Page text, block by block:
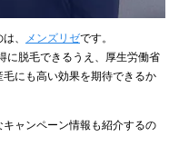
、 メンズリゼです。
に脱毛できるうえ、厚生労働省
にも高い効果を期待できるか
ャンペーン情報も紹介するの